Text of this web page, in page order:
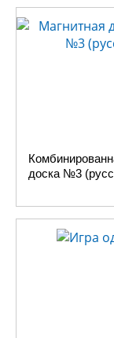
доска №3